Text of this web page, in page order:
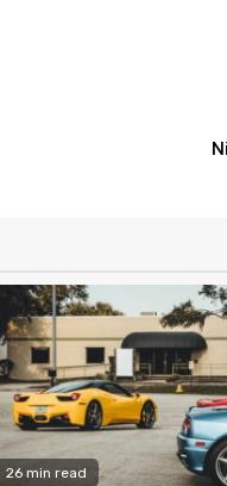
26 min read